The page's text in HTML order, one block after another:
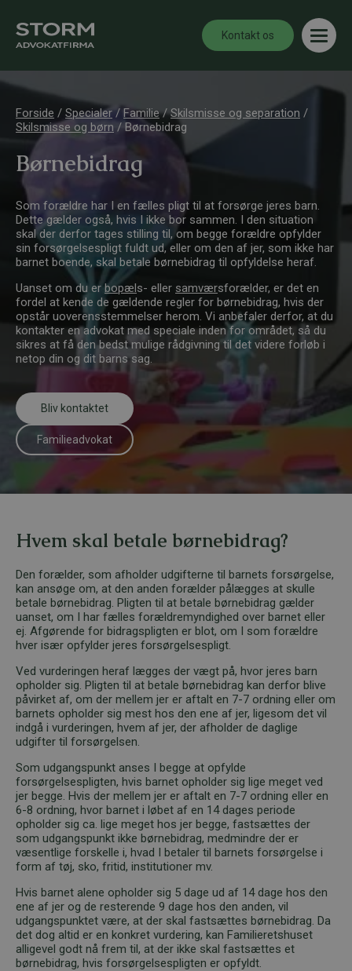
Kontakt os
Forside / Specialer/ Familie/Skilsmisse og separation /
Skilsmisse og børn / Børnebidrag
Børnebidrag
Som forældre har I en fælles pligt til at forsørge jeres barn.
Dette gælder også, hvis I ikke bor sammen. I den situation
skal der derfor tages stilling til, om begge forældre opfylder
sin forsørgelsespligt fuldt ud, eller om den af jer, som ikke har
barnet boende, skal betale børnebidrag til opfyldelse heraf.
Uanset om du er bopæls- eller samværsforælder, er det en
fordel at kende de gældende regler for børnebidrag, hvis der
opstår uoverensstemmelser herom. Vi anbefaler derfor, at du
kontakter en advokat med speciale inden for området, så du
sikres at få den bedst mulige rådgivning til det videre forløb i
netop din og dit barns sag.
Bliv kontaktet
Familieadvokat
Hvem skal betale børnebidrag?
Den forælder, som afholder udgifterne til barnets forsørgelse,
kan ansøge om, at den anden forælder pålægges at skulle
betale børnebidrag. Pligten til at betale børnebidrag gælder
uanset, om I har fælles forældremyndighed over barnet eller
ej. Afgørende for bidragspligten er blot, om I som forældre
hver især opfylder jeres forsørgelsespligt.
Ved vurderingen heraf lægges der vægt på, hvor jeres barn
opholder sig. Pligten til at betale børnebidrag kan derfor blive
påvirket af, om der mellem jer er aftalt en 7-7 ordning eller om
barnets opholder sig mest hos den ene af jer, ligesom det vil
indgå i vurderingen, hvem af jer, der afholder de daglige
udgifter til forsørgelsen.
Som udgangspunkt anses I begge at opfylde
forsørgelsespligten, hvis barnet opholder sig lige meget ved
jer begge. Hvis der mellem jer er aftalt en 7-7 ordning eller en
6-8 ordning, hvor barnet i løbet af en 14 dages periode
opholder sig ca. lige meget hos jer begge, fastsættes der
som udgangspunkt ikke børnebidrag, medmindre der er
væsentlige forskelle i, hvad I betaler til barnets forsørgelse i
form af tøj, sko, fritid, institutioner mv.
Hvis barnet alene opholder sig 5 dage ud af 14 dage hos den
ene af jer og de resterende 9 dage hos den anden, vil
udgangspunktet være, at der skal fastsættes børnebidrag. Da
det dog altid er en konkret vurdering, kan Familieretshuset
alligevel godt nå frem til, at der ikke skal fastsættes et
børnebidrag, hvis forsørgelsespligten er opfyldt.